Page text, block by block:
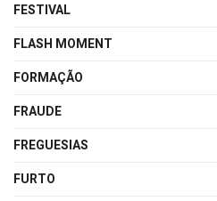
FESTIVAL
FLASH MOMENT
FORMAÇÃO
FRAUDE
FREGUESIAS
FURTO